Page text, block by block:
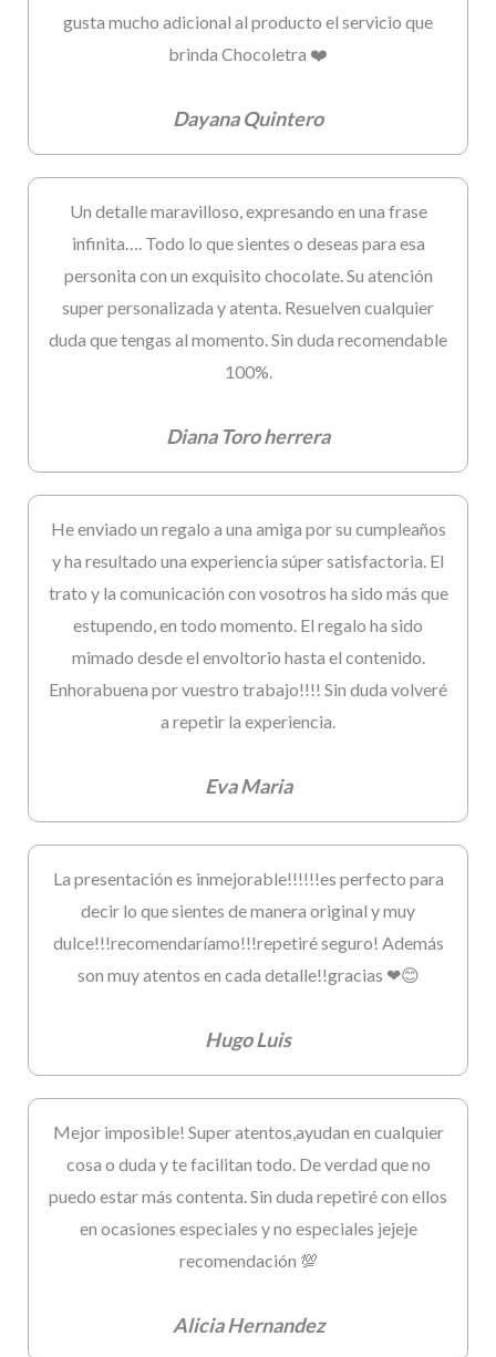
gusta mucho adicional al producto el servicio que
brinda Chocoletra ❤️
Dayana Quintero
Un detalle maravilloso, expresando en una frase
infinita…. Todo lo que sientes o deseas para esa
personita con un exquisito chocolate. Su atención
super personalizada y atenta. Resuelven cualquier
duda que tengas al momento. Sin duda recomendable
100%.
Diana Toro herrera
He enviado un regalo a una amiga por su cumpleaños
y ha resultado una experiencia súper satisfactoria. El
trato y la comunicación con vosotros ha sido más que
estupendo, en todo momento. El regalo ha sido
mimado desde el envoltorio hasta el contenido.
Enhorabuena por vuestro trabajo!!!! Sin duda volveré
a repetir la experiencia.
Eva Maria
La presentación es inmejorable!!!!!!es perfecto para
decir lo que sientes de manera original y muy
dulce!!!recomendaríamo!!!repetiré seguro! Además
son muy atentos en cada detalle!!gracias ❤😊
Hugo Luis
Mejor imposible! Super atentos,ayudan en cualquier
cosa o duda y te facilitan todo. De verdad que no
puedo estar más contenta. Sin duda repetiré con ellos
en ocasiones especiales y no especiales jejeje
recomendación 💯
Alicia Hernandez